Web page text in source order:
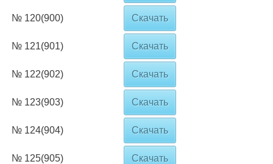
№ 120(900) Скачать
№ 121(901) Скачать
№ 122(902) Скачать
№ 123(903) Скачать
№ 124(904) Скачать
№ 125(905) Скачать